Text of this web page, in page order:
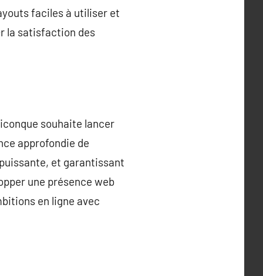
faciles à utiliser et
la satisfaction des
souhaite lancer
approfondie de
et garantissant
une présence web
en ligne avec